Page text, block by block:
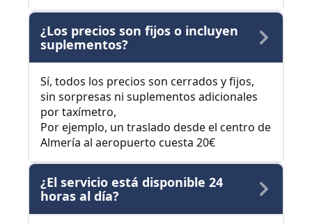
¿Los precios son fijos o incluyen
suplementos?
Sí, todos los precios son cerrados y fijos,
sin sorpresas ni suplementos adicionales
por taxímetro,
Por ejemplo, un traslado desde el centro de
Almería al aeropuerto cuesta 20€
¿El servicio está disponible 24
horas al día?